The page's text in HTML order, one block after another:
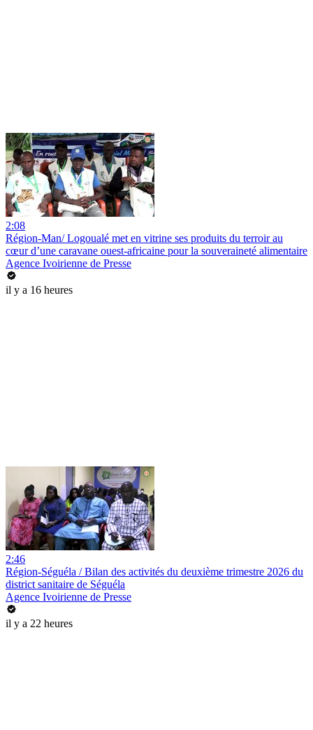
2:08
Région-Man/ Logoualé met en vitrine ses produits du terroir au
cœur d’une caravane ouest-africaine pour la souveraineté alimentaire
Agence Ivoirienne de Presse
il y a 16 heures
2:46
Région-Séguéla / Bilan des activités du deuxième trimestre 2026 du
district sanitaire de Séguéla
Agence Ivoirienne de Presse
il y a 22 heures